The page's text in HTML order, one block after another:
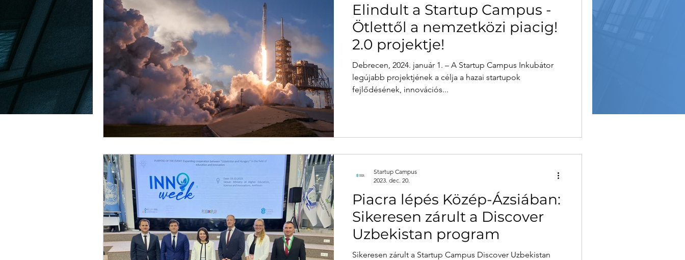
Elindult a Startup Campus -
Ötlettől a nemzetközi piacig!
2.0 projektje!
Debrecen, 2024. január 1. – A Startup Campus Inkubátor
legújabb projektjének a célja a hazai startupok
fejlődésének, innovációs...
Piacra lépés Közép-Ázsiában:
Sikeresen zárult a Discover
Uzbekistan program
Sikeresen zárult a Startup Campus Discover Uzbekistan
Startup Campus
2023. dec. 20.